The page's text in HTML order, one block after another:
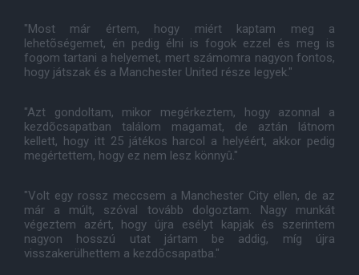
"Most már értem, hogy miért kaptam meg a
lehetõségemet, én pedig élni is fogok ezzel és meg is
fogom tartani a helyemet, mert számomra nagyon fontos,
hogy játszak és a Manchester United része legyek."
"Azt gondoltam, mikor megérkeztem, hogy azonnal a
kezdõcsapatban találom magamat, de aztán látnom
kellett, hogy itt 25 játékos harcol a helyéért, akkor pedig
megértettem, hogy ez nem lesz könnyû."
"Volt egy rossz meccsem a Manchester City ellen, de az
már a múlt, szóval tovább dolgoztam. Nagy munkát
végeztem azért, hogy újra esélyt kapjak és szerintem
nagyon hosszú utat jártam be addig, míg újra
visszakerülhettem a kezdõcsapatba."